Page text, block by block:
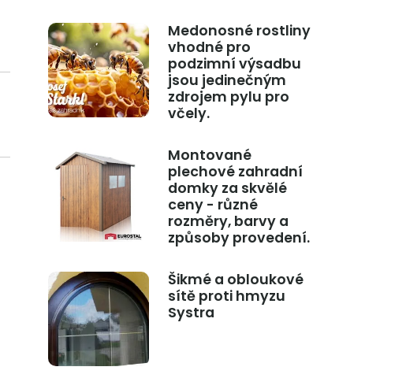
Medonosné rostliny
vhodné pro
podzimní výsadbu
jsou jedinečným
zdrojem pylu pro
včely.
Montované
plechové zahradní
domky za skvělé
ceny - různé
rozměry, barvy a
způsoby provedení.
Šikmé a obloukové
sítě proti hmyzu
Systra